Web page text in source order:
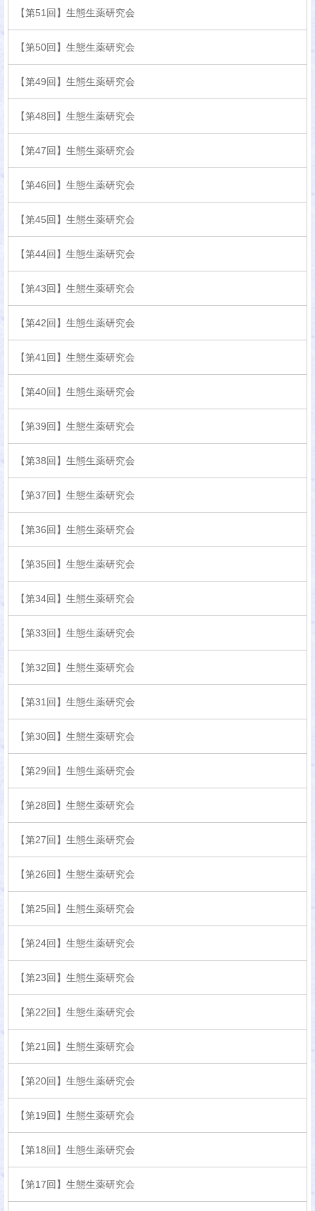
【第51回】生態生薬研究会
【第50回】生態生薬研究会
【第49回】生態生薬研究会
【第48回】生態生薬研究会
【第47回】生態生薬研究会
【第46回】生態生薬研究会
【第45回】生態生薬研究会
【第44回】生態生薬研究会
【第43回】生態生薬研究会
【第42回】生態生薬研究会
【第41回】生態生薬研究会
【第40回】生態生薬研究会
【第39回】生態生薬研究会
【第38回】生態生薬研究会
【第37回】生態生薬研究会
【第36回】生態生薬研究会
【第35回】生態生薬研究会
【第34回】生態生薬研究会
【第33回】生態生薬研究会
【第32回】生態生薬研究会
【第31回】生態生薬研究会
【第30回】生態生薬研究会
【第29回】生態生薬研究会
【第28回】生態生薬研究会
【第27回】生態生薬研究会
【第26回】生態生薬研究会
【第25回】生態生薬研究会
【第24回】生態生薬研究会
【第23回】生態生薬研究会
【第22回】生態生薬研究会
【第21回】生態生薬研究会
【第20回】生態生薬研究会
【第19回】生態生薬研究会
【第18回】生態生薬研究会
【第17回】生態生薬研究会